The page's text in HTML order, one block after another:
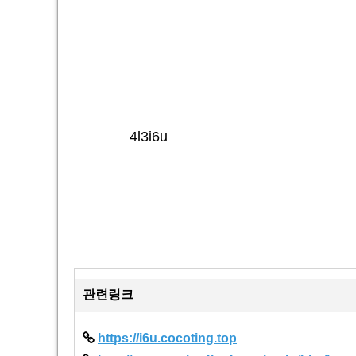
4l3i6u
관련링크
https://i6u.cocoting.top